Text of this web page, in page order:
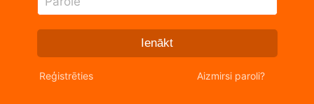
Ienākt
Reģistrēties Aizmirsi paroli?